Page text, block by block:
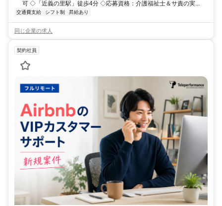
可 ◇「近義の里駅」徒歩4分 ◇応募資格：介護福祉士＆サ責の実...
交通費支給 シフト制 昇給あり
同じ企業の求人
契約社員